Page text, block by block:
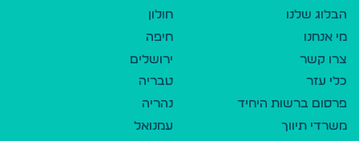
הבלוג שלנו
מי אנחנו
צרו קשר
כלי עזר
פרסום ברשות היחיד
משרדי תיווך
חולון
חיפה
ירושלים
טבריה
נהריה
עמנואל